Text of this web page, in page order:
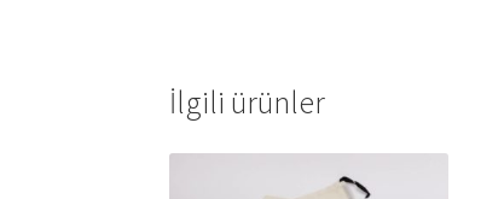
İlgili ürünler